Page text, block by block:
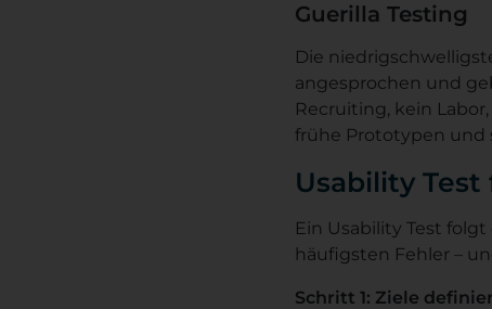
Guerilla Testing
Die
angesprochen und
Recruiting, kein
frühe Prototypen und
Usability
Ein Usability Test
häufigsten Fehler –
Schritt 1: Ziele